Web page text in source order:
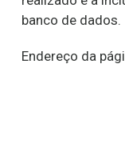
banco de dados.
Endereço da